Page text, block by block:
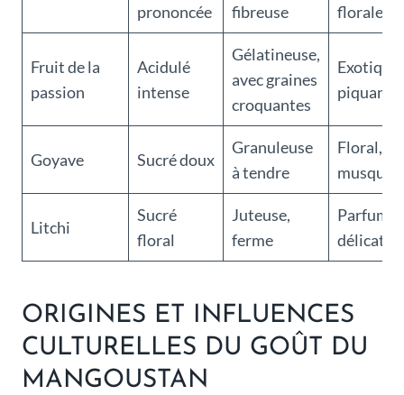
prononcée
fibreuse
florale
Fruit de la
passion
Acidulé
intense
Gélatineuse,
avec graines
croquantes
Exotique,
piquant
Goyave Sucré doux
Granuleuse
à tendre
Floral,
musqué
Litchi
Sucré
floral
Juteuse,
ferme
délicate
ORIGINES ET INFLUENCES
CULTURELLES DU GOÛT DU
MANGOUSTAN